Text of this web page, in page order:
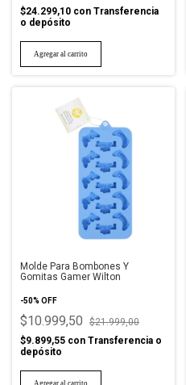
$24.299,10 con Transferencia
o depósito
Molde Para Bombones Y
Gomitas Gamer Wilton
-50% OFF
$10.999,50
$21.999,00
$9.899,55 con Transferencia o
depósito